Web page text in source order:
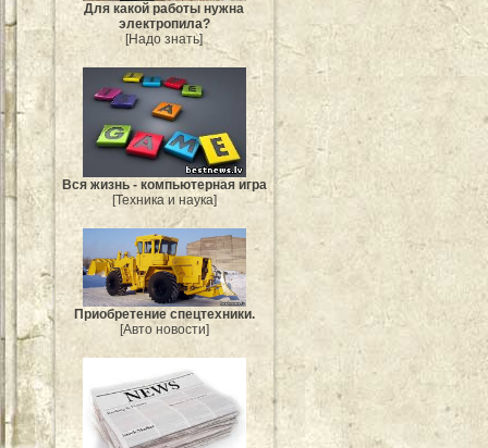
Для какой работы нужна
электропила?
[Надо знать]
Вся жизнь - компьютерная игра
[Техника и наука]
Приобретение спецтехники.
[Авто новости]